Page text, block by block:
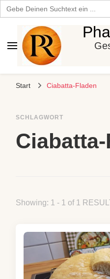
Search
for:
Start Ciabatta-Fladen
SCHLAGWORT
Showing: 1 - 1 of 1